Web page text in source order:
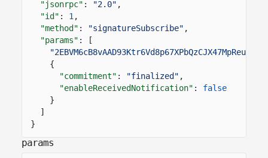
"jsonrpc" : "2.0" ,
"id" : 1 ,
"method" : "signatureSubscribe" ,
"params" : [
{
"commitment" : "finalized" ,
"enableReceivedNotification" :
false
}
]
}
params